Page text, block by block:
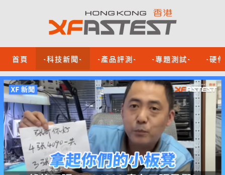
首頁 -科技新聞- -產品評測- -專題測試- -硬